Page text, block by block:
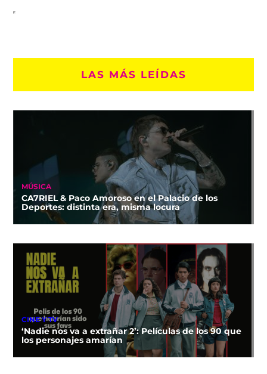
LAS MÁS LEÍDAS
MÚSICA
CA7RIEL & Paco Amoroso en el Palacio de los
Deportes: distinta era, misma locura
CINE Y TV
‘Nadie nos va a extrañar 2’: Películas de los 90 que
los personajes amarían